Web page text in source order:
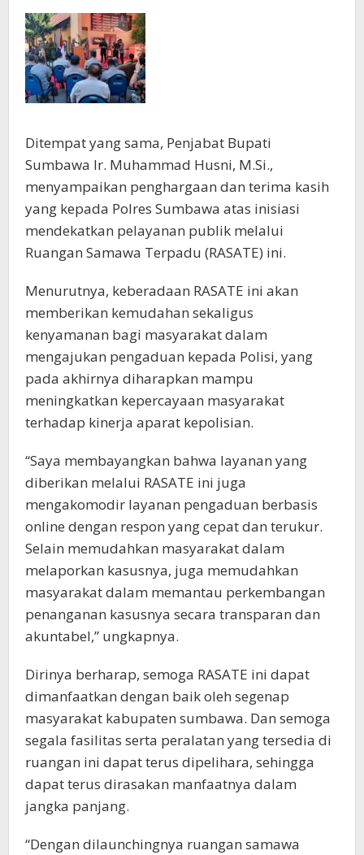
Ditempat yang sama, Penjabat Bupati
Sumbawa Ir. Muhammad Husni, M.Si.,
menyampaikan penghargaan dan terima kasih
yang kepada Polres Sumbawa atas inisiasi
mendekatkan pelayanan publik melalui
Ruangan Samawa Terpadu (RASATE) ini.
Menurutnya, keberadaan RASATE ini akan
memberikan kemudahan sekaligus
kenyamanan bagi masyarakat dalam
mengajukan pengaduan kepada Polisi, yang
pada akhirnya diharapkan mampu
meningkatkan kepercayaan masyarakat
terhadap kinerja aparat kepolisian.
“Saya membayangkan bahwa layanan yang
diberikan melalui RASATE ini juga
mengakomodir layanan pengaduan berbasis
online dengan respon yang cepat dan terukur.
Selain memudahkan masyarakat dalam
melaporkan kasusnya, juga memudahkan
masyarakat dalam memantau perkembangan
penanganan kasusnya secara transparan dan
akuntabel,” ungkapnya.
Dirinya berharap, semoga RASATE ini dapat
dimanfaatkan dengan baik oleh segenap
masyarakat kabupaten sumbawa. Dan semoga
segala fasilitas serta peralatan yang tersedia di
ruangan ini dapat terus dipelihara, sehingga
dapat terus dirasakan manfaatnya dalam
jangka panjang.
“Dengan dilaunchingnya ruangan samawa